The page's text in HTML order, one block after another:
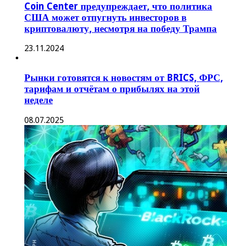
Coin Center предупреждает, что политика
США может отпугнуть инвесторов в
криптовалюту, несмотря на победу Трампа
23.11.2024
Рынки готовятся к новостям от BRICS, ФРС,
тарифам и отчётам о прибылях на этой
неделе
08.07.2025